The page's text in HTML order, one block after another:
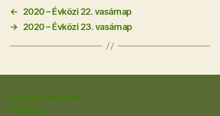
←
2020 – Évközi 22. vasárnap
→
2020 – Évközi 23. vasárnap
Egyházmegyénk
Karitász